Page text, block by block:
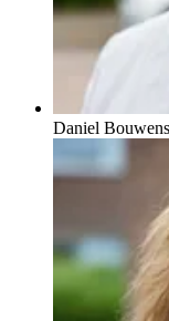
Daniel Bouwens